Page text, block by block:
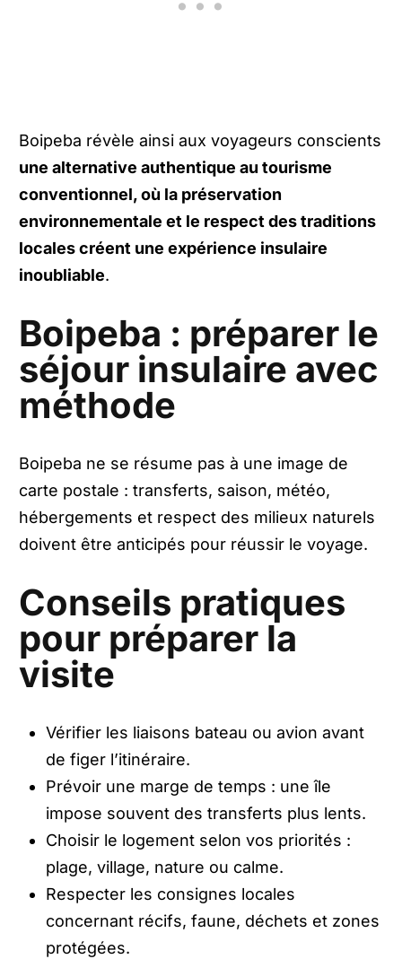
Boipeba révèle ainsi aux voyageurs conscients
une alternative authentique au tourisme
conventionnel, où la préservation
environnementale et le respect des traditions
locales créent une expérience insulaire
inoubliable.
Boipeba : préparer le
séjour insulaire avec
méthode
Boipeba ne se résume pas à une image de
carte postale : transferts, saison, météo,
hébergements et respect des milieux naturels
doivent être anticipés pour réussir le voyage.
Conseils pratiques
pour préparer la
visite
Vérifier les liaisons bateau ou avion avant
de figer l’itinéraire.
Prévoir une marge de temps : une île
impose souvent des transferts plus lents.
Choisir le logement selon vos priorités :
plage, village, nature ou calme.
Respecter les consignes locales
concernant récifs, faune, déchets et zones
protégées.